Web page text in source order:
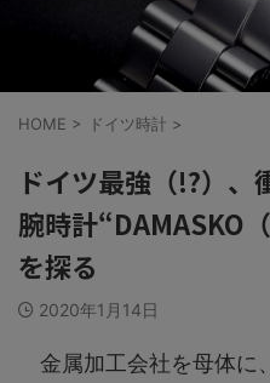
HOME > ドイツ時計 >
ドイツ最強（!?）、
腕時計“DAMASKO
を探る
2020年1月14日
金属加工会社を母体に